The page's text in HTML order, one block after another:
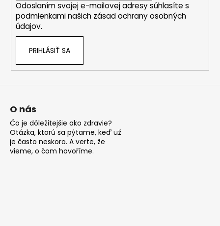
Odoslaním svojej e-mailovej adresy súhlasíte s
podmienkami našich zásad ochrany osobných
údajov.
PRIHLÁSIŤ SA
O nás
Čo je dôležitejšie ako zdravie?
Otázka, ktorú sa pýtame, keď už
je často neskoro. A verte, že
vieme, o čom hovoříme.